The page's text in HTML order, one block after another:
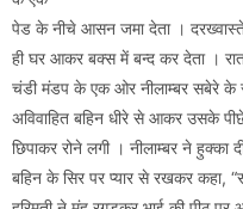
पेड के नीचे आसन जमा देता ।
ही घर आकर बक्स में बन्द कर देता ।
चंडी मंडप के एक ओर नीलाम्बर सबेरे के
अविवाहित बहिन धीरे से आकर उसके
छिपाकर रोने लगी । नीलाम्बर ने
बहिन के सिर पर प्यार से रखकर कहा,